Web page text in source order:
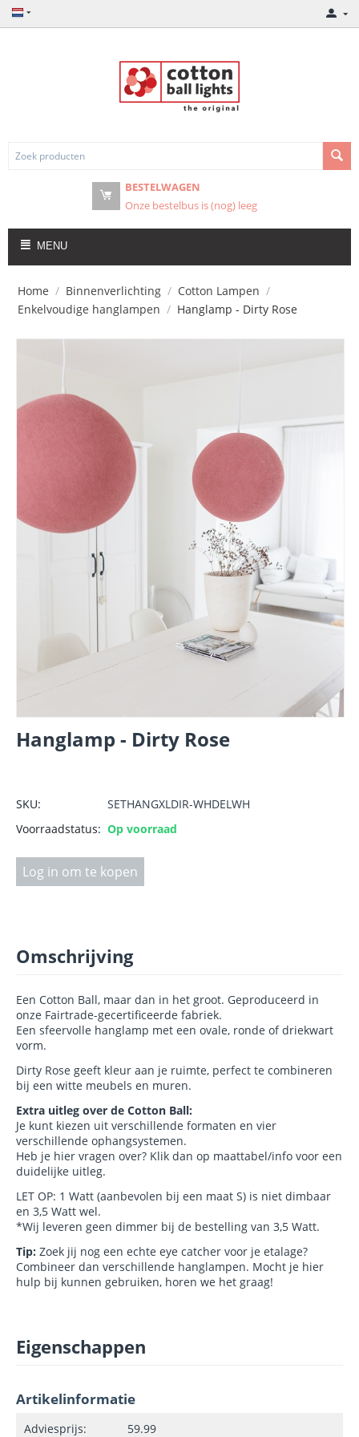
BESTELWAGEN
Onze bestelbus is (nog) leeg
MENU
Home / Binnenverlichting / Cotton Lampen /
Enkelvoudige hanglampen / Hanglamp - Dirty Rose
Hanglamp - Dirty Rose
SKU:
SETHANGXLDIR-WHDELWH
Voorraadstatus: Op voorraad
Log in om te kopen
Omschrijving
Een Cotton Ball, maar dan in het groot. Geproduceerd in
onze Fairtrade-gecertificeerde fabriek.
Een sfeervolle hanglamp met een ovale, ronde of driekwart
vorm.
Dirty Rose geeft kleur aan je ruimte, perfect te combineren
bij een witte meubels en muren.
Extra uitleg over de Cotton Ball:
Je kunt kiezen uit verschillende formaten en vier
verschillende ophangsystemen.
Heb je hier vragen over? Klik dan op maattabel/info voor een
duidelijke uitleg.
LET OP: 1 Watt (aanbevolen bij een maat S) is niet dimbaar
en 3,5 Watt wel.
*Wij leveren geen dimmer bij de bestelling van 3,5 Watt.
Tip: Zoek jij nog een echte eye catcher voor je etalage?
Combineer dan verschillende hanglampen. Mocht je hier
hulp bij kunnen gebruiken, horen we het graag!
Eigenschappen
Artikelinformatie
Adviesprijs: 59.99